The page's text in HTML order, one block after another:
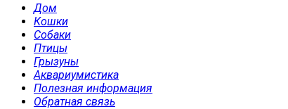
Дом
Кошки
Собаки
Птицы
Грызуны
Аквариумистика
Полезная информация
Обратная связь